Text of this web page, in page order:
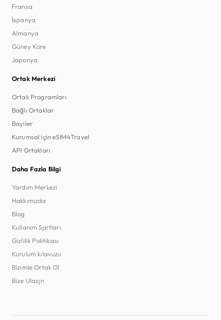
Fransa
İspanya
Almanya
Güney Kore
Japonya
Ortak Merkezi
Ortak Programları
Bağlı Ortaklar
Bayiler
Kurumsal için eSIM4Travel
API Ortakları
Daha Fazla Bilgi
Yardım Merkezi
Hakkımızda
Blog
Kullanım Şartları
Gizlilik Politikası
Kurulum kılavuzu
Bizimle Ortak Ol
Bize Ulaşın